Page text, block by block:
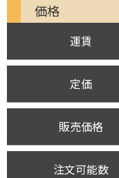
価格
運賃
定価
販売価格
注文可能数